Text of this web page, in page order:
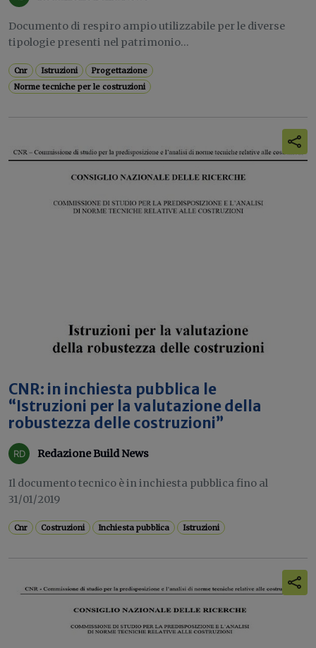
Documento di respiro ampio utilizzabile per le diverse
tipologie presenti nel patrimonio...
Cnr Istruzioni
Progettazione
Norme tecniche per le costruzioni
CNR: in inchiesta pubblica le
“Istruzioni per la valutazione della
robustezza delle costruzioni”
Redazione Build News
Il documento tecnico è in inchiesta pubblica fino al
31/01/2019
Cnr Costruzioni Inchiesta pubblica Istruzioni